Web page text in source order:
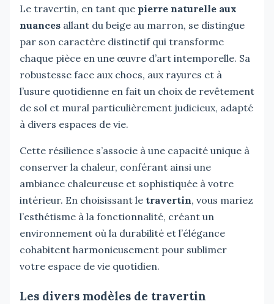
Le travertin, en tant que pierre naturelle aux
nuances allant du beige au marron, se distingue
par son caractère distinctif qui transforme
chaque pièce en une œuvre d’art intemporelle. Sa
robustesse face aux chocs, aux rayures et à
l’usure quotidienne en fait un choix de revêtement
de sol et mural particulièrement judicieux, adapté
à divers espaces de vie.
Cette résilience s’associe à une capacité unique à
conserver la chaleur, conférant ainsi une
ambiance chaleureuse et sophistiquée à votre
intérieur. En choisissant le travertin, vous mariez
l’esthétisme à la fonctionnalité, créant un
environnement où la durabilité et l’élégance
cohabitent harmonieusement pour sublimer
votre espace de vie quotidien.
Les divers modèles de travertin